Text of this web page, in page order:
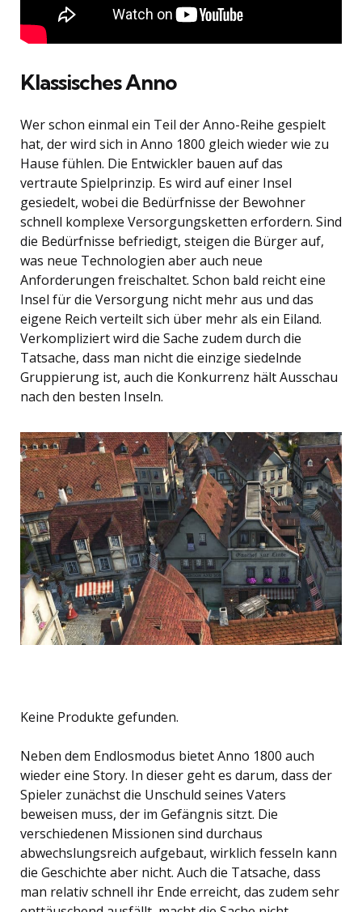
Klassisches Anno
Wer schon einmal ein Teil der Anno-Reihe gespielt
hat, der wird sich in Anno 1800 gleich wieder wie zu
Hause fühlen. Die Entwickler bauen auf das
vertraute Spielprinzip. Es wird auf einer Insel
gesiedelt, wobei die Bedürfnisse der Bewohner
schnell komplexe Versorgungsketten erfordern. Sind
die Bedürfnisse befriedigt, steigen die Bürger auf,
was neue Technologien aber auch neue
Anforderungen freischaltet. Schon bald reicht eine
Insel für die Versorgung nicht mehr aus und das
eigene Reich verteilt sich über mehr als ein Eiland.
Verkompliziert wird die Sache zudem durch die
Tatsache, dass man nicht die einzige siedelnde
Gruppierung ist, auch die Konkurrenz hält Ausschau
nach den besten Inseln.
Keine Produkte gefunden.
Neben dem Endlosmodus bietet Anno 1800 auch
wieder eine Story. In dieser geht es darum, dass der
Spieler zunächst die Unschuld seines Vaters
beweisen muss, der im Gefängnis sitzt. Die
verschiedenen Missionen sind durchaus
abwechslungsreich aufgebaut, wirklich fesseln kann
die Geschichte aber nicht. Auch die Tatsache, dass
man relativ schnell ihr Ende erreicht, das zudem sehr